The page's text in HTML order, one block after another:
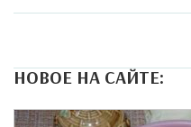
НОВОЕ НА САЙТЕ: